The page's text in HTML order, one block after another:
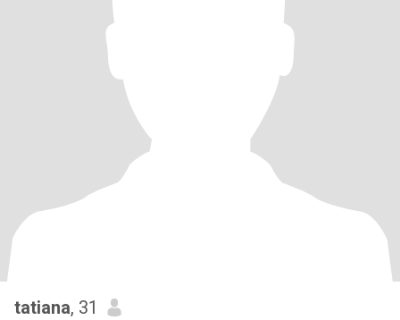
tatiana, 31